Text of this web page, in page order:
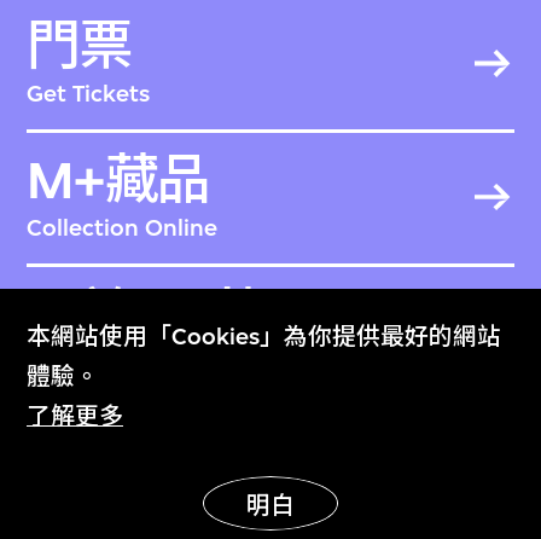
本網站使用「Cookies」為你提供最好的網站
體驗。
了解更多
明白
門票
Get Tickets
M+藏品
Collection Online
關於M+藏品
About the Collection
M+雜誌